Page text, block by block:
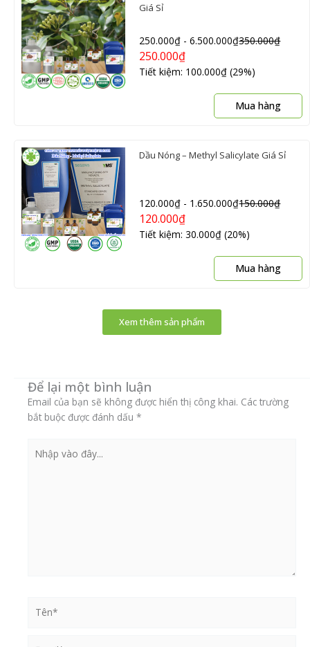
Giá Sỉ
250.000₫ -6.500.000₫350.000₫
250.000₫
Tiết kiệm: 100.000₫ (29%)
Mua hàng
Dầu Nóng – Methyl Salicylate Giá Sỉ
120.000₫ - 1.650.000₫150.000₫
120.000₫
Tiết kiệm: 30.000₫ (20%)
Mua hàng
Xem thêm sản phẩm
Để lại một bình luận
Email của bạn sẽ không được hiển thị công khai. Các trường
bắt buộc được đánh dấu *
vào